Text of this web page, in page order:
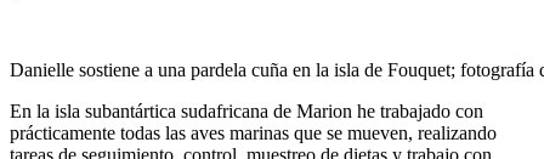
Danielle sostiene a una pardela cuña en la isla de Fouquet;
En la isla subantártica sudafricana de Marion he trabajado con
prácticamente todas las aves marinas que se mueven, realizando